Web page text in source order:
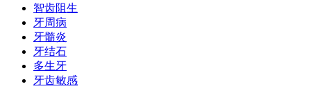
智齿阻生
牙周病
牙髓炎
牙结石
多生牙
牙齿敏感